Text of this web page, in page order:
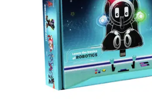
Jocuri pentru o persoana
Jocuri pentru 2 persoane
Game cunoscute
Carcassonne